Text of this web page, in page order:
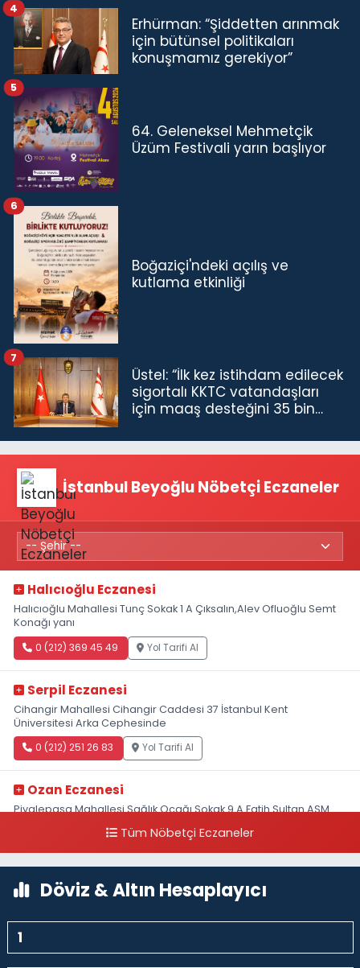
Erhürman: “Şiddetten arınmak
için bütünsel politikaları
konuşmamız gerekiyor”
4
64. Geleneksel Mehmetçik
Üzüm Festivali yarın başlıyor
5
Boğaziçi'ndeki açılış ve
kutlama etkinliği
6
Üstel: “İlk kez istihdam edilecek
sigortalı KKTC vatandaşları
için maaş desteğini 35 bin
7
İstanbul Beyoğlu Nöbetçi Eczaneler
Halıcıoğlu Eczanesi
Halıcıoğlu Mahallesi Tunç Sokak 1 A Çıksalın,Alev Ofluoğlu Semt
Konağı yanı
0 (212) 369 45 49 Yol Tarifi Al
Serpil Eczanesi
Cihangir Mahallesi Cihangir Caddesi 37 İstanbul Kent
Üniversitesi Arka Cephesinde
0 (212) 251 26 83 Yol Tarifi Al
Ozan Eczanesi
Piyalepaşa Mahallesi Sağlık Ocağı Sokak 9 A Fatih Sultan ASM
Tüm Nöbetçi Eczaneler
Döviz & Altın Hesaplayıcı